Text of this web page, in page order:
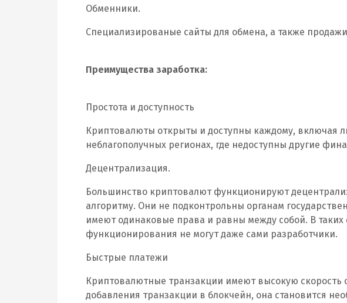
Обменники.
Специализированые сайты для обмена, а также
Преимущества заработка:
Простота и доступность
Криптовалюты открыты и доступны каждому, включая
неблагополучных регионах, где недоступны другие
Децентрализация.
Большинство криптовалют функционируют
алгоритму. Они не подконтрольны органам
имеют одинаковые права и равны между собой. В таких
функционирования не могут даже сами разработчики.
Быстрые платежи
Криптовалютные транзакции имеют высокую скорость
добавления транзакции в блокчейн, она становится